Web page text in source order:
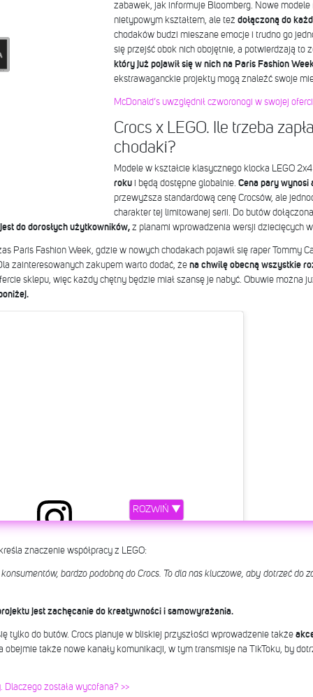
zabawek, jak informuje Bloomberg. Nowe
nietypowym kształtem, ale też dołączoną do
chodaków budzi mieszane emocje i trudno go
się przejść obok nich obojętnie, a potwierdzają to
który już pojawił się w nich na Paris Fashion
ekstrawaganckie projekty mogą znaleźć swoje
McDonald’s uwzględnił czworonogi w swojej
Crocs x LEGO. Ile trzeba
chodaki?
Modele w kształcie klasycznego klocka LEGO
rokui będą dostępne globalnie. Cena pary wynosi
przewyższa standardową cenę Crocsów, ale
charakter tej limitowanej serii. Do butów
do dorosłych użytkowników, z planami wprowadzenia wersji dziecięcych
Paris Fashion Week, gdzie w nowych chodakach pojawił się raper Tommy
zainteresowanych zakupem warto dodać, że na chwilę obecną wszystkie
sklepu, więc każdy chętny będzie miał szansę je nabyć. Obuwie można
ten post na Instagramie
ROZWIŃ ▼
znaczenie współpracy z LEGO:
bardzo podobną do Crocs. To dla nas kluczowe, aby dotrzeć do
jest zachęcanie do kreatywności i samowyrażania.
tylko do butów. Crocs planuje w bliskiej przyszłości wprowadzenie także
obejmie także nowe kanały komunikacji, w tym transmisje na TikToku, by
została wycofana? >>